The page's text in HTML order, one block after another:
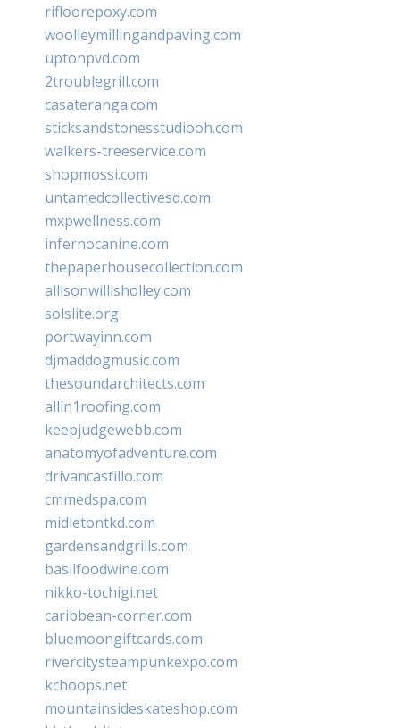
rifloorepoxy.com
woolleymillingandpaving.com
uptonpvd.com
2troublegrill.com
casateranga.com
sticksandstonesstudiooh.com
walkers-treeservice.com
shopmossi.com
untamedcollectivesd.com
mxpwellness.com
infernocanine.com
thepaperhousecollection.com
allisonwillisholley.com
solslite.org
portwayinn.com
djmaddogmusic.com
thesoundarchitects.com
allin1roofing.com
keepjudgewebb.com
anatomyofadventure.com
drivancastillo.com
cmmedspa.com
midletontkd.com
gardensandgrills.com
basilfoodwine.com
nikko-tochigi.net
caribbean-corner.com
bluemoongiftcards.com
rivercitysteampunkexpo.com
kchoops.net
mountainsideskateshop.com